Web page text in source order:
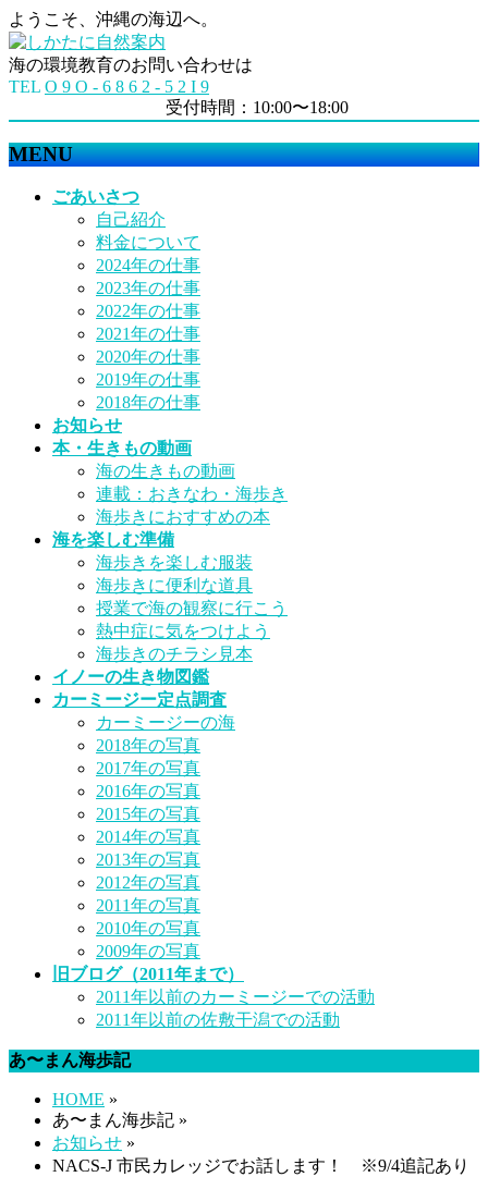
ようこそ、沖縄の海辺へ。
海の環境教育のお問い合わせは
TEL O 9 O - 6 8 6 2 - 5 2 I 9
受付時間：10:00〜18:00
MENU
ごあいさつ
自己紹介
料金について
2024年の仕事
2023年の仕事
2022年の仕事
2021年の仕事
2020年の仕事
2019年の仕事
2018年の仕事
お知らせ
本・生きもの動画
海の生きもの動画
連載：おきなわ・海歩き
海歩きにおすすめの本
海を楽しむ準備
海歩きを楽しむ服装
海歩きに便利な道具
授業で海の観察に行こう
熱中症に気をつけよう
海歩きのチラシ見本
イノーの生き物図鑑
カーミージー定点調査
カーミージーの海
2018年の写真
2017年の写真
2016年の写真
2015年の写真
2014年の写真
2013年の写真
2012年の写真
2011年の写真
2010年の写真
2009年の写真
旧ブログ（2011年まで）
2011年以前のカーミージーでの活動
2011年以前の佐敷干潟での活動
あ〜まん海歩記
HOME »
あ〜まん海歩記 »
お知らせ »
NACS-J 市民カレッジでお話します！ ※9/4追記あり